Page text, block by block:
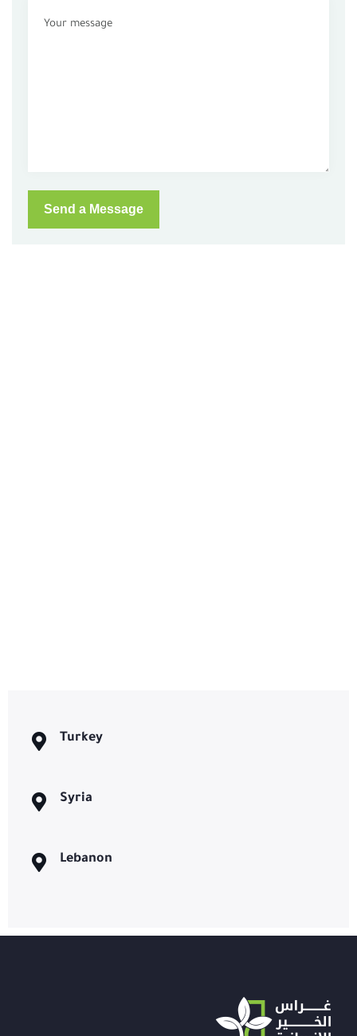
Turkey
Syria
Lebanon